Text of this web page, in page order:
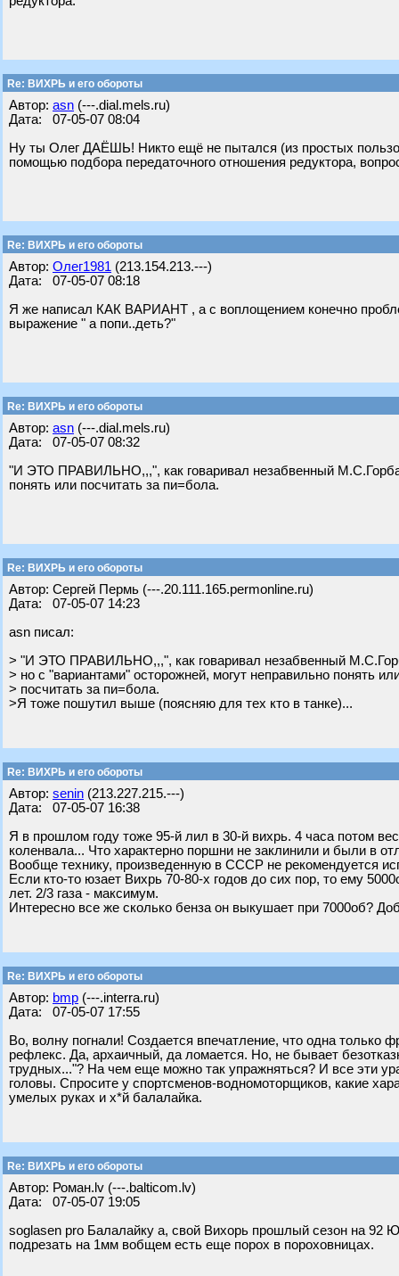
Re: ВИХРЬ и его обороты
Автор: asn (---.dial.mels.ru)
Дата: 07-05-07 08:04
Ну ты Олег ДАЁШЬ! Никто ещё не пытался (из простых
помощью подбора передаточного отношения редуктора,
Re: ВИХРЬ и его обороты
Автор: Олег1981 (213.154.213.---)
Дата: 07-05-07 08:18
Я же написал КАК ВАРИАНТ , а с воплощением конечно
выражение " а попи..деть?"
Re: ВИХРЬ и его обороты
Автор: asn (---.dial.mels.ru)
Дата: 07-05-07 08:32
"И ЭТО ПРАВИЛЬНО,,,", как говаривал незабвенный
понять или посчитать за пи=бола.
Re: ВИХРЬ и его обороты
Автор: Cергей Пермь (---.20.111.165.permonline.ru)
Дата: 07-05-07 14:23
asn писал:
> "И ЭТО ПРАВИЛЬНО,,,", как говаривал незабвенный
> но с "вариантами" осторожней, могут неправильно понять
> посчитать за пи=бола.
>Я тоже пошутил выше (поясняю для тех кто в танке)...
Re: ВИХРЬ и его обороты
Автор: senin (213.227.215.---)
Дата: 07-05-07 16:38
Я в прошлом году тоже 95-й лил в 30-й вихрь. 4 часа потом
коленвала... Что характерно поршни не заклинили и были в
Вообще технику, произведенную в СССР не рекомендуется
Если кто-то юзает Вихрь 70-80-х годов до сих пор, то ему
лет. 2/3 газа - максимум.
Интересно все же сколько бенза он выкушает при 7000об?
Re: ВИХРЬ и его обороты
Автор: bmp (---.interra.ru)
Дата: 07-05-07 17:55
Во, волну погнали! Создается впечатление, что одна
рефлекс. Да, архаичный, да ломается. Но, не бывает
трудных..."? На чем еще можно так упражняться? И все эти
головы. Спросите у спортсменов-водномоторщиков, какие
умелых руках и х*й балалайка.
Re: ВИХРЬ и его обороты
Автор: Роман.lv (---.balticom.lv)
Дата: 07-05-07 19:05
soglasen pro Балалайку а, свой Вихорь прошлый сезон на 92
подрезать на 1мм вобщем есть еще порох в пороховницах.